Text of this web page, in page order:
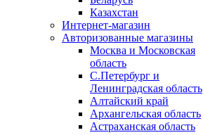
Казахстан
Интернет-магазин
Авторизованные магазины
Москва и Московская
область
С.Петербург и
Ленинградская область
Алтайский край
Архангельская область
Астраханская область